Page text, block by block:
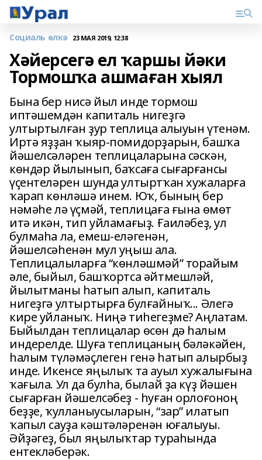
Социаль өлкә 23 МАЯ 2019, 12:38
Хәйерсегә ел ҡаршы йәки
Тормошҡа ашмаған хыял
Бына бер нисә йыл инде тормош
иптәшемдән капиталь нигеҙгә
ултыртылған ҙур теплица алыуын үтенәм.
Иртә яҙҙан ҡыяр-помидорҙарын, башҡа
йәшелсәләрен теплицаларына сәскән,
көндәр йылынып, баҡсаға сығарғансы
үҫентеләрен шунда ултыртҡан хужаларға
ҡарап көнләшә инем. Юҡ, бының бер
нәмәһе лә үҫмәй, теплицаға ғына өмөт
итә икән, тип уйламағыҙ. Ғаиләбеҙ, ул
булмаһа ла, емеш-еләгенән,
йәшелсәһенән мул уңыш ала.
Теплицалыларға “көнләшмәй” торайым
әле, быйыл, башҡортса әйтмешләй,
йылытманы һатып алып, капиталь
нигеҙгә ултыртырға булғайныҡ... Әлегә
кире уйланыҡ. Ниңә тиһегеҙме? Аңлатам.
Быйылдан теплицалар өсөн дә һалым
индерелде. Шуға теплицаның бәләкәйен,
һалым түләмәҫлеген генә һатып алырбыҙ
инде. Икенсе яңылыҡ та ауыл хужалығына
ҡағыла. Ул да булһа, былай ҙа күҙ йәшен
сығарған йәшелсәбеҙ - һуған орлоғоноң
беҙҙе, ҡулланыусыларын, “зар” илатып
ҡапыл сауҙа кәштәләренән юғалыуы.
Әйҙәгеҙ, был яңылыҡтар тураһында
ентекләберәк.